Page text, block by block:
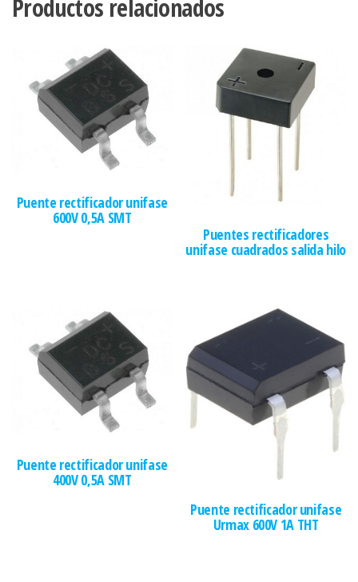
Productos relacionados
Puente rectificador unifase
600V 0,5A SMT
Puentes rectificadores
unifase cuadrados salida hilo
Puente rectificador unifase
400V 0,5A SMT
Puente rectificador unifase
Urmax 600V 1A THT